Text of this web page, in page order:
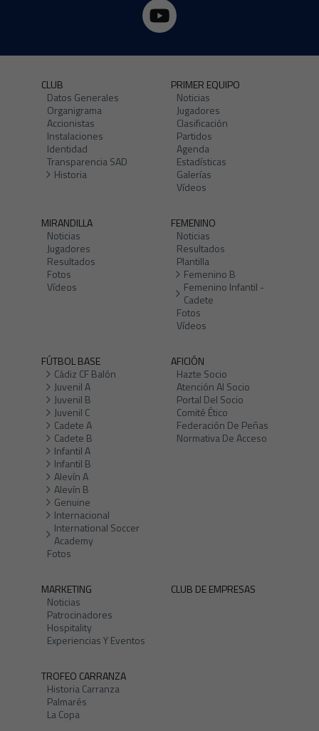
CLUB
Datos Generales
Organigrama
Accionistas
Instalaciones
Identidad
Transparencia SAD
Historia
PRIMER EQUIPO
Noticias
Jugadores
Clasificación
Partidos
Agenda
Estadísticas
Galerías
Vídeos
MIRANDILLA
Noticias
Jugadores
Resultados
Fotos
Vídeos
FEMENINO
Noticias
Resultados
Plantilla
Femenino B
Femenino Infantil -
Cadete
Fotos
Vídeos
FÚTBOL BASE
Cádiz CF Balón
Juvenil A
Juvenil B
Juvenil C
Cadete A
Cadete B
Infantil A
Infantil B
Alevín A
Alevín B
Genuine
Internacional
International Soccer
Academy
Fotos
AFICIÓN
Hazte Socio
Atención Al Socio
Portal Del Socio
Comité Ético
Federación De Peñas
Normativa De Acceso
MARKETING
Noticias
Patrocinadores
Hospitality
Experiencias Y Eventos
CLUB DE EMPRESAS
TROFEO CARRANZA
Historia Carranza
Palmarés
La Copa